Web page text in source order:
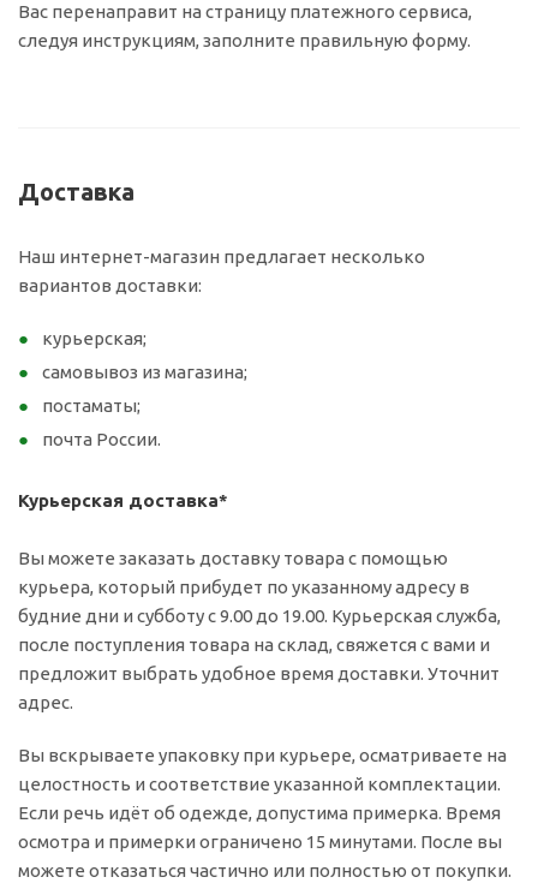
Вас перенаправит на страницу платежного сервиса,
следуя инструкциям, заполните правильную форму.
Доставка
Наш интернет-магазин предлагает несколько
вариантов доставки:
курьерская;
самовывоз из магазина;
постаматы;
почта России.
Курьерская доставка*
Вы можете заказать доставку товара с помощью
курьера, который прибудет по указанному адресу в
будние дни и субботу с 9.00 до 19.00. Курьерская служба,
после поступления товара на склад, свяжется с вами и
предложит выбрать удобное время доставки. Уточнит
адрес.
Вы вскрываете упаковку при курьере, осматриваете на
целостность и соответствие указанной комплектации.
Если речь идёт об одежде, допустима примерка. Время
осмотра и примерки ограничено 15 минутами. После вы
можете отказаться частично или полностью от покупки.